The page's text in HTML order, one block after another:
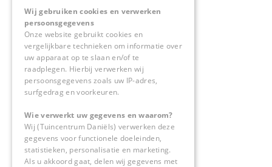
Tuincentrum Daniëls
Herkenbosserweg 4
6063 NL Vlodrop
0475-534298
info@tuincentrumdaniels.nl
Wij gebruiken cookies en verwerken
persoonsgegevens
Onze website gebruikt cookies en
vergelijkbare technieken om informatie over
uw apparaat op te slaan en/of te
raadplegen. Hierbij verwerken wij
persoonsgegevens zoals uw IP-adres,
surfgedrag en voorkeuren.
Wie verwerkt uw gegevens en waarom?
Wij (Tuincentrum Daniëls) verwerken deze
gegevens voor functionele doeleinden,
statistieken, personalisatie en marketing.
Als u akkoord gaat, delen wij gegevens met